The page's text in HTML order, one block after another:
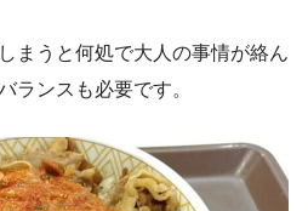
まうと何処で大人の事情が絡ん
ランスも必要です。